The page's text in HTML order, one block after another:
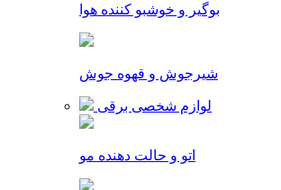
بوگیر و خوشبو کننده هوا
شیرجوش و قهوه جوش
لوازم شخصی برقی
اتو و حالت دهنده مو